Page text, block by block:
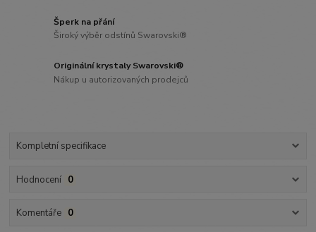
Šperk na přání
Široký výběr odstínů Swarovski®
Originální krystaly Swarovski®
Nákup u autorizovaných prodejců
Kompletní specifikace
Hodnocení 0
Komentáře 0